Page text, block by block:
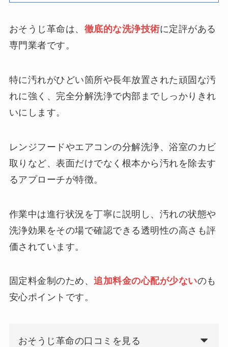
おそうじ革命は、 徹底的な洗浄技術に定評がある
専門業者です。
特に汚れがひどい箇所や長年放置された頑固な汚
れに強く、完全分解洗浄で内部までしっかりきれ
いにします。
レンジフードやエアコンの分解洗浄、浴室のカビ
取りなど、表面だけでなく根本から汚れを除去す
るアプローチが特徴。
作業中は進行状況を丁寧に説明し、汚れの状態や
洗浄効果をその場で確認できる透明性の高さも評
価されています。
固定料金制のため、追加料金の心配が少ないのも
安心ポイントです。
おそうじ革命の口コミを見る